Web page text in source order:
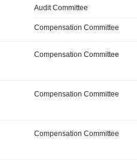
Audit Committee
Compensation Committee
Compensation Committee
Compensation Committee
Compensation Committee